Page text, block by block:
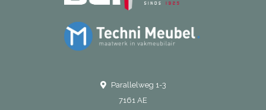
Parallelweg 1-3
7161 AE